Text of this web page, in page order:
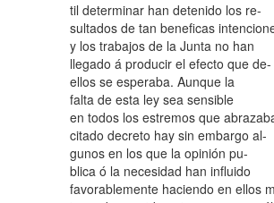
til determinar han detenido los re-
sultados de tan beneficas
y los trabajos de la Junta no han
llegado á producir el efecto que de-
ellos se esperaba. Aunque la
falta de esta ley sea sensible
en todos los estremos que
citado decreto hay sin embargo al-
gunos en los que la opinión pu-
blica ó la necesidad han influido
favorablemente haciendo en ellos